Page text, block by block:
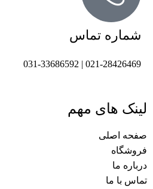
شماره تماس
021-28426469 | 031-33686592
لینک های مهم
صفحه اصلی
فروشگاه
درباره ما
تماس با ما